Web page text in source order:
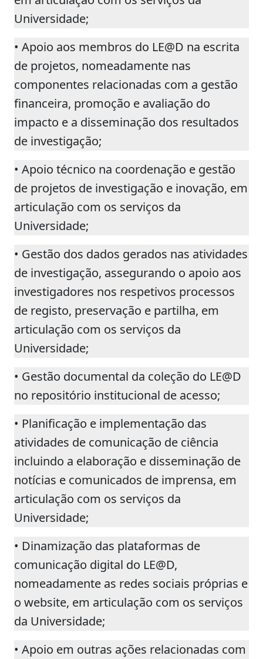
Universidade;
• Apoio aos membros do LE@D na escrita
de projetos, nomeadamente nas
componentes relacionadas com a gestão
financeira, promoção e avaliação do
impacto e a disseminação dos resultados
de investigação;
• Apoio técnico na coordenação e gestão
de projetos de investigação e inovação, em
articulação com os serviços da
Universidade;
• Gestão dos dados gerados nas atividades
de investigação, assegurando o apoio aos
investigadores nos respetivos processos
de registo, preservação e partilha, em
articulação com os serviços da
Universidade;
• Gestão documental da coleção do LE@D
no repositório institucional de acesso;
• Planificação e implementação das
atividades de comunicação de ciência
incluindo a elaboração e disseminação de
notícias e comunicados de imprensa, em
articulação com os serviços da
Universidade;
• Dinamização das plataformas de
comunicação digital do LE@D,
nomeadamente as redes sociais próprias e
o website, em articulação com os serviços
da Universidade;
• Apoio em outras ações relacionadas com